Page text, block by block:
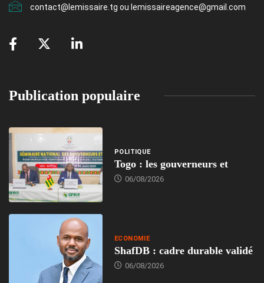
contact@lemissaire.tg ou lemissaireagence@gmail.com
Publication populaire
POLITIQUE
Togo : les gouverneurs et
06/08/2026
ECONOMIE
ShafDB : cadre durable validé
06/08/2026